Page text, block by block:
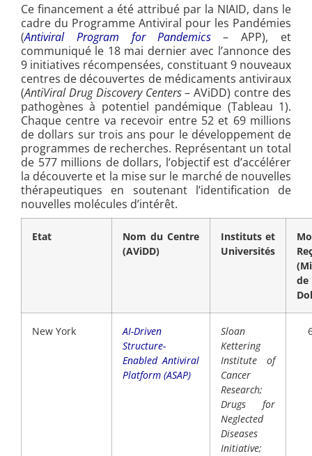
Ce financement a été attribué par la NIAID, dans le
cadre du Programme Antiviral pour les Pandémies
(Antiviral Program for Pandemics– APP), et
communiqué le 18 mai dernier avec l’annonce des
9 initiatives récompensées, constituant 9 nouveaux
centres de découvertes de médicaments antiviraux
(AntiViral Drug Discovery Centers– AViDD) contre des
pathogènes à potentiel pandémique (Tableau 1).
Chaque centre va recevoir entre 52 et 69 millions
de dollars sur trois ans pour le développement de
programmes de recherches. Représentant un total
de 577 millions de dollars, l’objectif est d’accélérer
la découverte et la mise sur le marché de nouvelles
thérapeutiques en soutenant l’identification de
nouvelles molécules d’intérêt.
Etat
Nom du Centre
(AViDD)
Instituts et
Universités
de
New York
AI-Driven
Structure-
Enabled Antiviral
Platform (ASAP)
Sloan
Kettering
Institute of
Cancer
Research;
Drugs for
Neglected
Diseases
Initiative;